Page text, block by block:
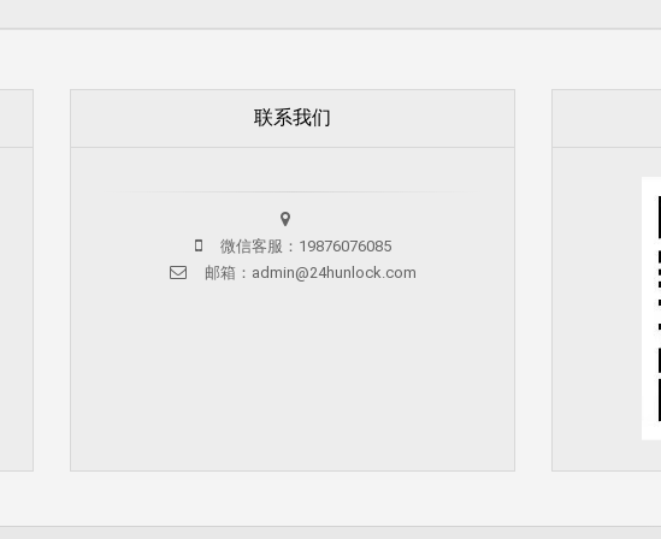
联系我们
微信客服：19876076085
邮箱：admin@24hunlock.com